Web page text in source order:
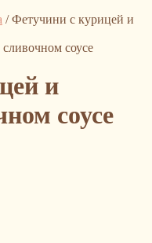
/Фетучини с курицей и
и
соусе